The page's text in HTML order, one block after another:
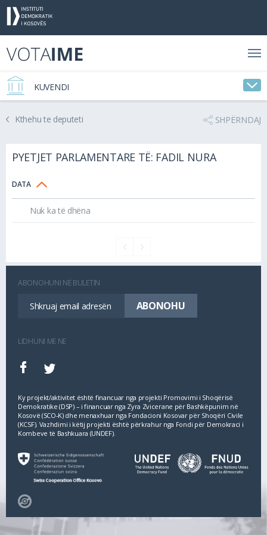
KUVENDI
Kthehu te deputeti SHPËRNDAJ
PYETJET PARLAMENTARE TË: FADIL NURA
DATA
Nuk ka të dhëna
ABONOHUNI NË BULETIN
LIDHUNI ME NE
Ky projekt/aktivitet është financuar nga projekti Promovimi i Shoqërisë
Demokratike (DSP) – i financuar nga Zyra Zvicerane për Bashkëpunim në
Kosovë (SCO‐K) dhe menaxhuar nga Fondacioni Kosovar për Shoqëri Civile
(KCSF). Vazhdimi i këtij projekti është përkrahur nga Fondi për Demokraci i
Kombeve të Bashkuara (UNDEF).